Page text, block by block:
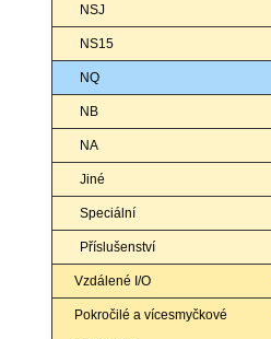
NSJ
NS15
NQ
NB
NA
Jiné
Speciální
Příslušenství
Vzdálené I/O
Pokročilé a vícesmyčkové